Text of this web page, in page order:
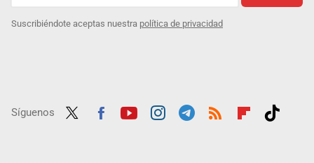
Suscribiéndote aceptas nuestra política de privacidad
Síguenos